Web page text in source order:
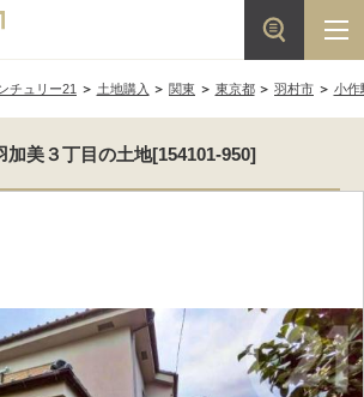
チュリー21 土地購入 関東 東京都 羽村市 小作
加美３丁目の土地[154101-950]